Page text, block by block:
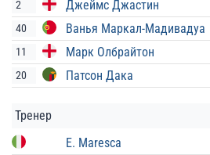
2 Джеймс Джастин
40
Ванья Маркал-Мадивадуа
11 Марк Олбрайтон
20 Патсон Дака
Тренер
E. Maresca